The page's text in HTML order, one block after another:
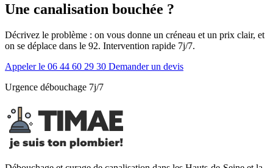
Une canalisation bouchée ?
Décrivez le problème : on vous donne un créneau et un prix clair, et
on se déplace dans le 92. Intervention rapide 7j/7.
Appeler le 06 44 60 29 30 Demander un devis
Urgence débouchage 7j/7